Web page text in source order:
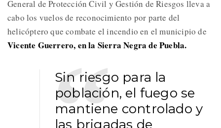
General de Protección Civil y Gestión de Riesgos lleva a
cabo los vuelos de reconocimiento por parte del
helicóptero que combate el incendio en el municipio de
Vicente Guerrero, en la Sierra Negra de Puebla.
Sin riesgo para la
población, el fuego se
mantiene controlado y
las brigadas de